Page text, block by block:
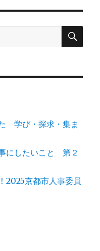
検
学び・探求・集ま
にしたいこと 第２
2025京都市人事委員